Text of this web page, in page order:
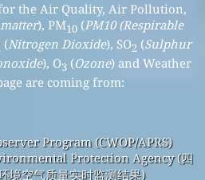
the Air Quality, Air Pollution,
), PM10(PM10 (Respirable
(Nitrogen Dioxide), SO2 (Sulphur
), O3 (Ozone) and Weather
are coming from:
Program (CWOP/APRS)
Protection Agency (四
境空气质量实时监测结果)